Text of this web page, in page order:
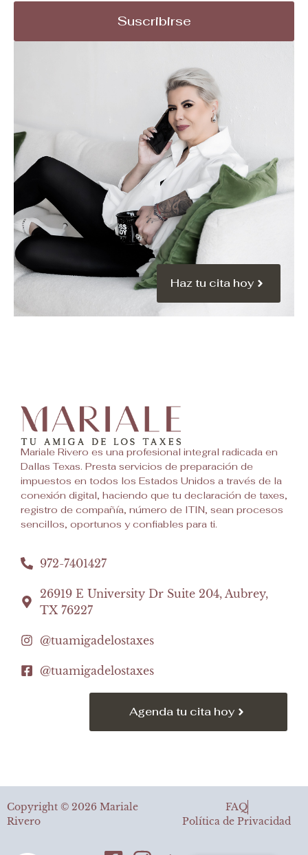
Suscribirse
Haz tu cita hoy
Mariale Rivero es una profesional integral radicada en
Dallas Texas. Presta servicios de preparación de
impuestos en todos los Estados Unidos a través de la
conexión digital, haciendo que tu declaración de taxes,
registro de compañía, número de ITIN, sean procesos
sencillos, oportunos y confiables para ti.
972-7401427
26919 E University Dr Suite 204, Aubrey,
TX 76227
@tuamigadelostaxes
@tuamigadelostaxes
Agenda tu cita hoy
Copyright ©️ 2026 Mariale
Rivero
FAQ
Política de Privacidad